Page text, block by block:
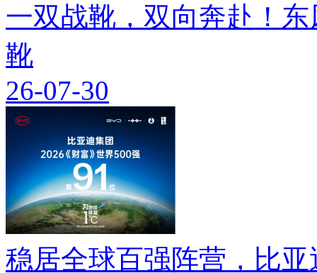
一双战靴，双向奔赴！
靴
26-07-30
稳居全球百强阵营，比